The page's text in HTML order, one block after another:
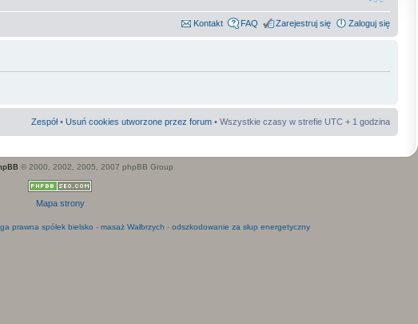
Kontakt FAQ Zarejestruj się Zaloguj się
Zespół• Usuń cookies utworzone przez forum • Wszystkie czasy w strefie UTC + 1 godzina
© 2000, 2002, 2005, 2007 phpBB Group
Mapa strony
prawna spółek bielsko - masaż Wałbrzych - odszkodowanie za słup energetyczny